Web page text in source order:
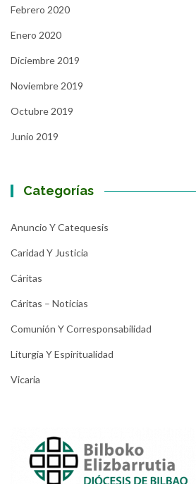
Febrero 2020
Enero 2020
Diciembre 2019
Noviembre 2019
Octubre 2019
Junio 2019
Categorías
Anuncio Y Catequesis
Caridad Y Justicia
Cáritas
Cáritas – Noticias
Comunión Y Corresponsabilidad
Liturgia Y Espiritualidad
Vicaria